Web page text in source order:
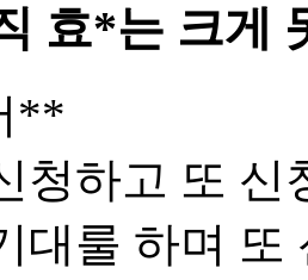
효*는 크게
**
청하고 또
대룰 하며 또